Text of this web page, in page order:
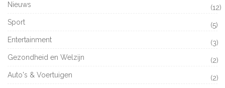
Nieuws
(12)
Sport
(5)
Entertainment
(3)
Gezondheid en Welzijn
(2)
Auto's & Voertuigen
(2)